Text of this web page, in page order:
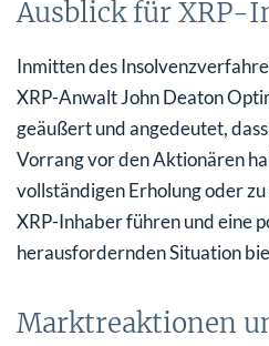
Ausblick für XRP-
Inmitten des
XRP-Anwalt John Deaton
geäußert und angedeutet,
Vorrang vor den Aktionären
vollständigen Erholung oder
XRP-Inhaber führen und eine
herausfordernden Situation
Marktreaktionen